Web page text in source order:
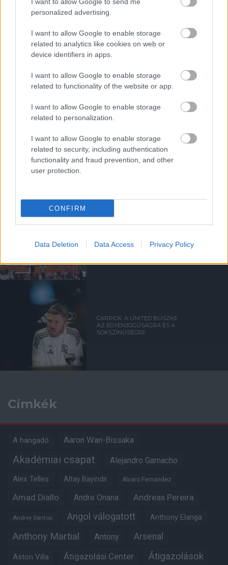
personalized advertising.
I want to allow Google to enable storage
related to analytics like cookies on web or
device identifiers in apps.
I want to allow Google to enable storage
related to functionality of the website or app.
I want to allow Google to enable storage
related to personalization.
I want to allow Google to enable storage
related to security, including authentication
functionality and fraud prevention, and other
user protection.
CONFIRM
Data Deletion Data Access Privacy Policy
CARRICKET FOGJA AJÁNLANI
A VEZETŐSÉG RATCLIFFE-
NEK
SIR DAVE BRAILSFORD
IGAZGATÓSÁGBÓL
CARRICK: A UNITED BÜSZKE
AZ EGYENJOGÚSÁGRA ÉS A
SOKSZÍNŰSÉGRE
Címkék
A hangadó Aaron Wan-Bissaka
Akadémiai csapat Alejandro Garnacho
Alex Telles Altay Bayindir Alvaro Fernandez
Amad Diallo Andre Onana Andreas Pereira
Andrey Santos Angol válogatott Anthony Elanga
Anthony Martial Antony Arsenal
Aston Villa Átigazolási Center Átigazolások